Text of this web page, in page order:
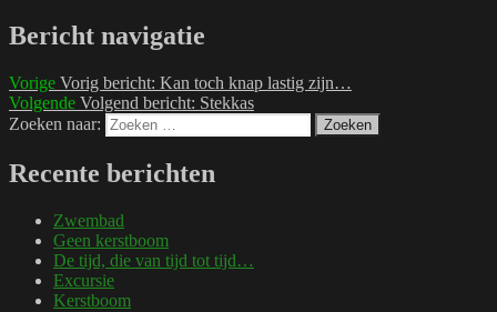
Bericht navigatie
Vorige Vorig bericht: Kan toch knap lastig zijn…
Volgende Volgend bericht: Stekkas
Zoeken naar:
Zoeken
Recente berichten
Zwembad
Geen kerstboom
De tijd, die van tijd tot tijd…
Excursie
Kerstboom